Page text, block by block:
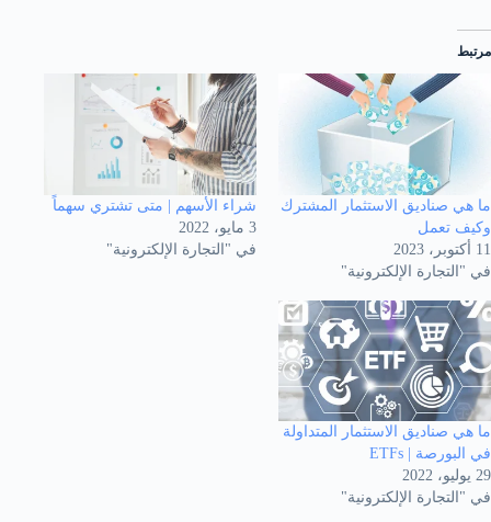
مرتبط
ما هي صناديق الاستثمار المشترك
وكيف تعمل
11 أكتوبر، 2023
في "التجارة الإلكترونية"
شراء الأسهم | متى تشتري سهماً
3 مايو، 2022
في "التجارة الإلكترونية"
ما هي صناديق الاستثمار المتداولة
في البورصة | ETFs
29 يوليو، 2022
في "التجارة الإلكترونية"